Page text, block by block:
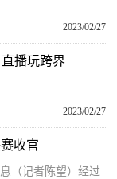
2023/02/27
播玩跨界
2023/02/27
收官
（记者陈望）经过